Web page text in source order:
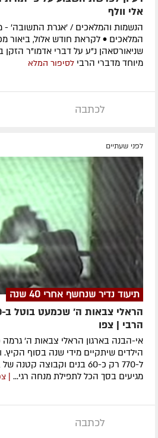
אלי וולף
הנשמות והמלאכים / 'אגרת התשובה' -
המלאכים • לקראת חודש אלול, ביאור
שניאורסאהן נ"ע על דברי אדמו"ר
מיוחד מדברי הרבי לסיפור המלא
לכתבה
לפני שעתיים
תיעוד נדיר שנחשף אחרי 40 שנה
הרבי | צפו
אי-הבנה בארגון הראלי צבאות ה' גרמה
הילדים שיתקיים מידי שנה בסוף הקיץ.
ל-770 רק כ-60 בנים וקבוצה
מגיעים בסך הכל לתפילת מנחה רגי...
|
לכתבה